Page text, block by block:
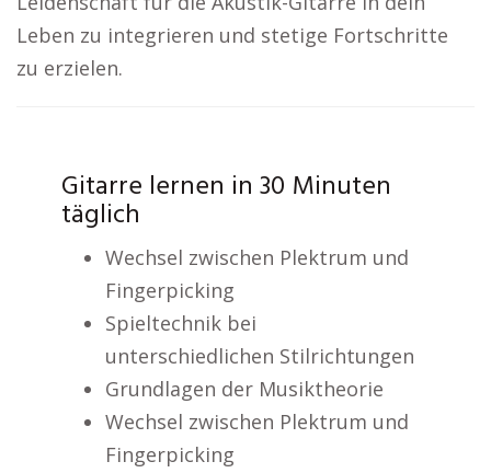
Leben zu integrieren und stetige Fortschritte
zu erzielen.
Gitarre lernen in 30 Minuten
täglich
Wechsel zwischen Plektrum und
Fingerpicking
Spieltechnik bei
unterschiedlichen Stilrichtungen
Grundlagen der Musiktheorie
Wechsel zwischen Plektrum und
Fingerpicking